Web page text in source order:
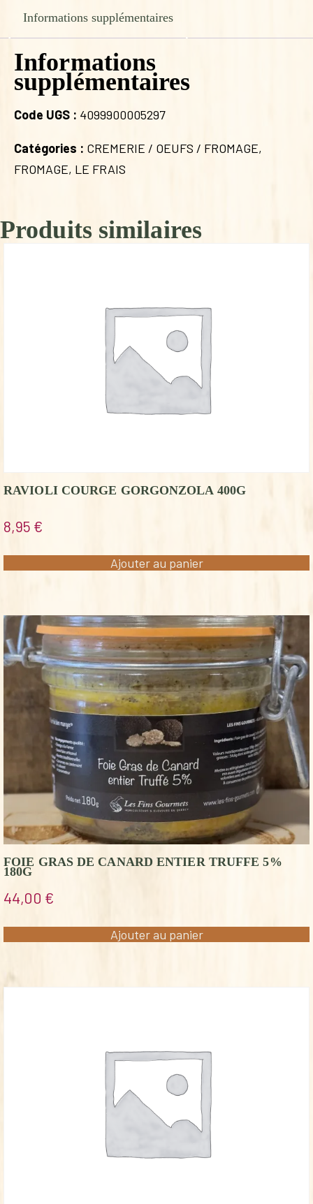
Informations supplémentaires
Informations
supplémentaires
Code UGS : 4099900005297
Catégories : CREMERIE / OEUFS / FROMAGE,
FROMAGE, LE FRAIS
Produits similaires
RAVIOLI COURGE GORGONZOLA 400G
8,95 €
Ajouter au panier
FOIE GRAS DE CANARD ENTIER TRUFFE 5%
180G
44,00 €
Ajouter au panier